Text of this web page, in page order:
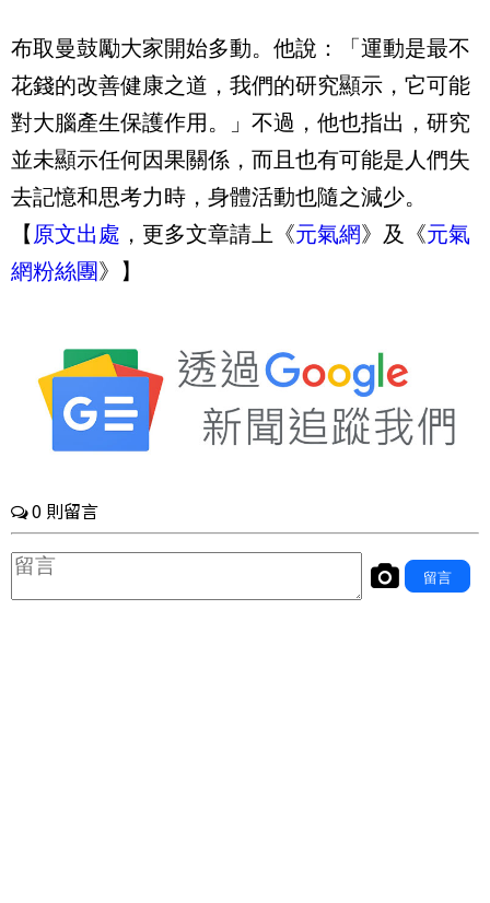
布取曼鼓勵大家開始多動。他說：「運動是最不
花錢的改善健康之道，我們的研究顯示，它可能
對大腦產生保護作用。」不過，他也指出，研究
並未顯示任何因果關係，而且也有可能是人們失
去記憶和思考力時，身體活動也隨之減少。
【 原文出處 ，更多文章請上《元氣網》及《元氣
網粉絲團》】